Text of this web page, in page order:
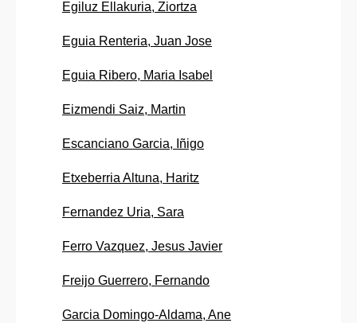
Egiluz Ellakuria, Ziortza
Eguia Renteria, Juan Jose
Eguia Ribero, Maria Isabel
Eizmendi Saiz, Martin
Escanciano Garcia, Iñigo
Etxeberria Altuna, Haritz
Fernandez Uria, Sara
Ferro Vazquez, Jesus Javier
Freijo Guerrero, Fernando
Garcia Domingo-Aldama, Ane